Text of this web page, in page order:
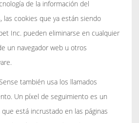
de la información del
las cookies que ya están siendo
Inc. pueden eliminarse en cualquier
un navegador web u otros
también usa los llamados
Un píxel de seguimiento es un
está incrustado en las páginas